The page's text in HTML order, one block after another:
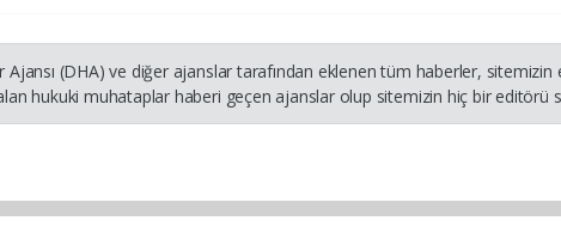
(DHA) ve diğer ajanslar tarafından eklenen tüm haberler,
hukuki muhataplar haberi geçen ajanslar olup sitemizin hiç bir editörü